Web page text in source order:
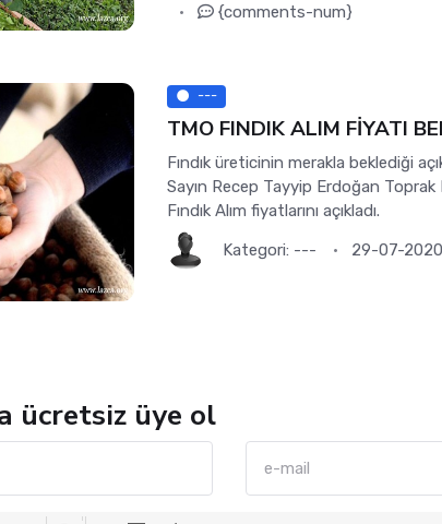
{comments-num}
---
TMO FINDIK ALIM FİYATI
Fındık üreticinin merakla beklediği
Sayın Recep Tayyip Erdoğan Toprak
Fındık Alım fiyatlarını açıkladı.
Kategori: --- 29-07-
ücretsiz üye ol